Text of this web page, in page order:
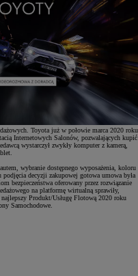
Toyota już w połowie marca 2020 roku
Internetowych Salonów, pozwalających kupić
wystarczył zwykły komputer z kamerą,
wybranie dostępnego wyposażenia, koloru
decyzji zakupowej gotowa umowa była
bezpieczeństwa oferowany przez rozwiązanie
na platformę wirtualną sprawiły,
Produkt/Usługę Flotową 2020 roku
Samochodowe.